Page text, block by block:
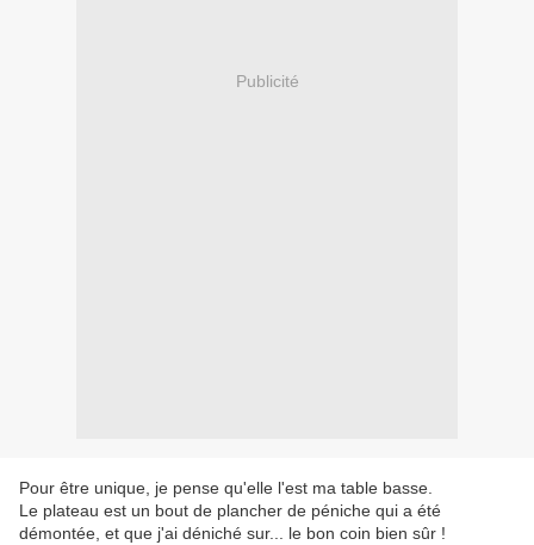
Publicité
Pour être unique, je pense qu'elle l'est ma table basse.
Le plateau est un bout de plancher de péniche qui a été
démontée, et que j'ai déniché sur... le bon coin bien sûr !